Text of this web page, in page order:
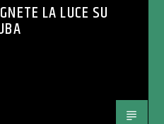
LA LUCE SU